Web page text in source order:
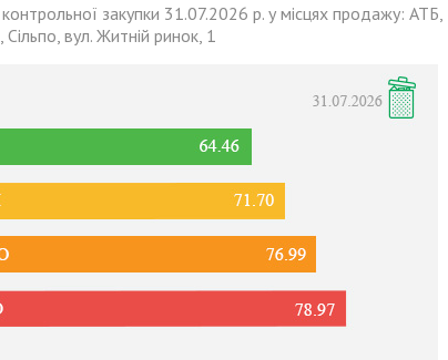
закупки 31.07.2026 р. у місцях продажу: АТБ,
вул. Житній ринок, 1